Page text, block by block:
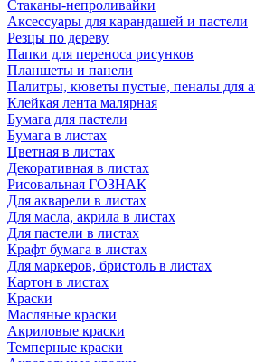
Стаканы-непроливайки
Аксессуары для карандашей и пастели
Резцы по дереву
Папки для переноса рисунков
Планшеты и панели
Палитры, кюветы пустые, пеналы для
Клейкая лента малярная
Бумага для пастели
Бумага в листах
Цветная в листах
Декоративная в листах
Рисовальная ГОЗНАК
Для акварели в листах
Для масла, акрила в листах
Для пастели в листах
Крафт бумага в листах
Для маркеров, бристоль в листах
Картон в листах
Краски
Масляные краски
Акриловые краски
Темперные краски